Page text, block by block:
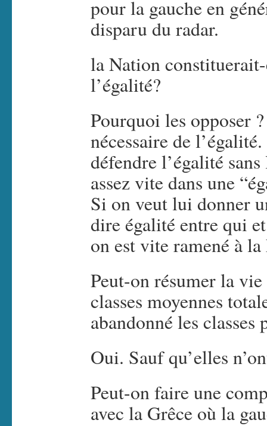
pour la gauche en
disparu du radar.
la Nation
l’égalité?
Pourquoi les opposer
nécessaire de
défendre l’égalité
assez vite dans une
Si on veut lui donner
dire égalité entre qui
on est vite ramené à
Peut-on résumer la
classes moyennes
abandonné les classes
Oui. Sauf qu’elles
Peut-on faire une
avec la Grêce où la